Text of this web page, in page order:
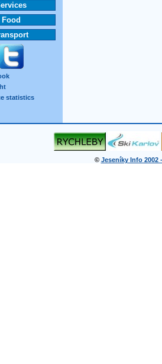
Food
statistics
© Jeseníky Info 2002